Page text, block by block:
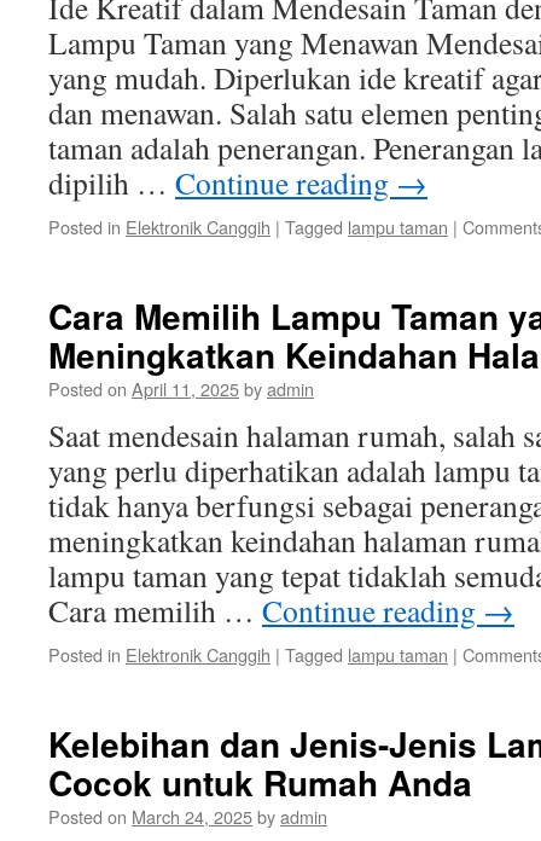
Lampu Taman yang Menawan
yang mudah. Diperlukan ide kreatif
dan menawan. Salah satu elemen
taman adalah penerangan. Penerangan
dipilih … Continue reading →
Posted in Elektronik Canggih | Tagged lampu taman |
Cara Memilih Lampu Taman
Meningkatkan Keindahan
Posted on April 11, 2025byadmin
Saat mendesain halaman rumah, salah
yang perlu diperhatikan adalah lampu
tidak hanya berfungsi sebagai
meningkatkan keindahan halaman
lampu taman yang tepat tidaklah
Cara memilih … Continue reading →
Posted in Elektronik Canggih | Tagged lampu taman |
Kelebihan dan Jenis-Jenis
Cocok untuk Rumah Anda
Posted on March 24, 2025byadmin